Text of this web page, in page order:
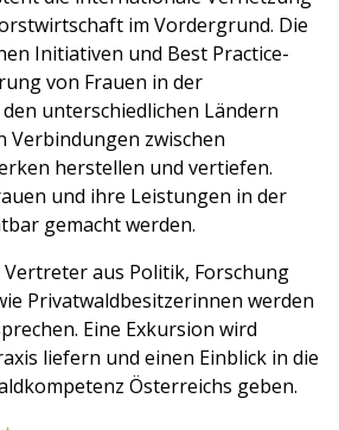
im Vordergrund. Die
Initiativen und Best Practice-
von Frauen in der
unterschiedlichen Ländern
Verbindungen zwischen
herstellen und vertiefen.
und ihre Leistungen in der
gemacht werden.
aus Politik, Forschung
Privatwaldbesitzerinnen werden
Eine Exkursion wird
liefern und einen Einblick in die
Österreichs geben.